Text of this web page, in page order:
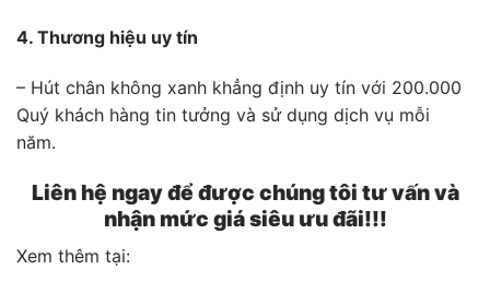
4. Thương hiệu uy tín
– Hút chân không xanh khẳng định uy tín với 200.000
Quý khách hàng tin tưởng và sử dụng dịch vụ mỗi
năm.
Liên hệ ngay để được chúng tôi tư vấn và
nhận mức giá siêu ưu đãi!!!
Xem thêm tại: